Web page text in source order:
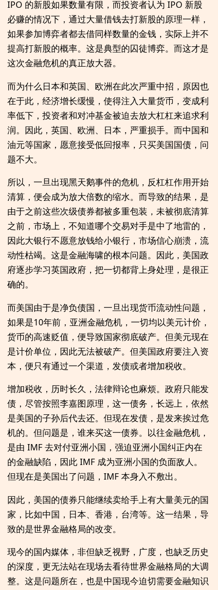
IPO 的新股如果数量有限，而投资者认为 IPO 新股
必赚的情况下，通过大量借钱去打新股的原理一样，
如果参加博弈者都去借同样数量的金钱，实际上并不
提高打新股的概率。这是典型的囚徒博弈。而这才是
这次金融危机的真正放大器。
而为什么日本和英国、欧洲在此次严重中招，原因也
在于此，经济增长缓慢，使得注入大量货币，变成利
率低下，投资者和对冲基金被迫去放大杠杠来追求利
润。因此，英国、欧洲、日本，严重损手。而中国和
油元等国家，愿意接受低回报率，只买美国国债，问
题不大。
所以，一旦出现黑天鹅事件的危机，反杠杠作用开始
清算，便会成为放大倍数的缩水。而导致的结果，是
由于之前这些次级债券都被多重包装，未被彻底清算
之前，市场上，不知道哪个交易对手是中了地雷的，
因此大银行不愿意放钱给小银行，市场信心崩溃，流
动性枯竭。这是金融海啸的根本问题。因此，美国政
府逐步学习英国政府，把一切都背上身处理，是很正
确的。
而美国由于是净负债国，一旦出现货币流动性问题，
如果是10年前，亚洲金融危机，一切均以美元计价，
货币的高速贬值，便导致国家彻底破产。但美元现在
是计价单位，因此无法被破产。但美国政府要注入资
本，便只有通过一个渠道，发债或者增加税收。
增加税收，历时长久，法律辩论也麻烦。政府只能发
债，尽管按照李嘉图原理，这一债务，长远上，依然
是美国的子孙后代去还。但现在发债，是发来挨过危
机的。但问题是，谁来买这一债券。以往金融危机，
是由 IMF 去对付亚洲小国，强迫亚洲小国纠正内在
的金融缺陷，因此 IMF 成为亚洲小国的负面敌人。
但现在是美国出了问题，IMF 本身入不敷出。
因此，美国的债券只能继续卖给手上有大量美元的国
家，比如中国，日本、香港，台湾等。这一结果，导
致的是世界金融格局的改变。
现今的国内媒体，非但缺乏视野，广度，也缺乏历史
的深度，更无法站在现场去看待世界金融格局的大调
整。这是问题所在，也是中国现今迫切需要金融知识